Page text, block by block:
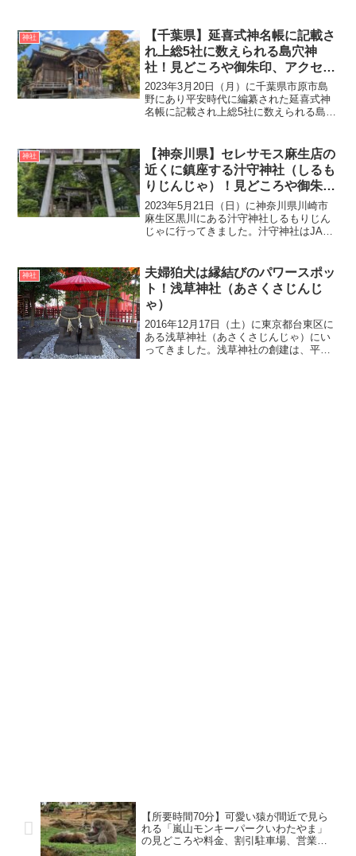
噴火を繰り返し周辺地域に被害を与えて
きました。駒...
神社
【千葉県】延喜式神名帳に記載さ
れ上総5社に数えられる島穴神
社！見どころや御朱印、アクセ
ス・無料駐車場をご紹介
2023年3月20日（月）に千葉県市原市島
野にあり平安時代に編纂された延喜式神
名帳に記載され上総5社に数えられる島穴
皇40年（110年）、日本武尊やまとたける
が東征のた...
神社
【神奈川県】セレサモス麻生店の
近くに鎮座する汁守神社（しるも
りじんじゃ）！見どころや御朱
印、アクセス・無料駐車場をご紹
介
2023年5月21日（日）に神奈川県川崎市
麻生区黒川にある汁守神社しるもりじん
じゃに行ってきました。汁守神社はJAセ
すが、かつて府中の大國魂神社の膳部ぜ
んぶの汁物を担当...
神社
夫婦狛犬は縁結びのパワースポッ
ト！浅草神社（あさくさじんじ
ゃ）
2016年12月17日（土）に東京都台東区に
ある浅草神社（あさくさじんじゃ）にい
ってきました。浅草神社の創建は、平安
【所要時間70分】可愛い猿が間近で見ら
れる「嵐山モンキーパークいわたやま」
の見どころや料金、割引駐車場、営業時